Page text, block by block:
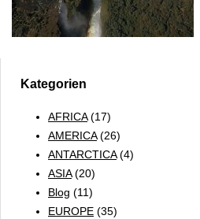
Kategorien
AFRICA(17)
AMERICA(26)
ANTARCTICA(4)
ASIA(20)
Blog (11)
EUROPE (35)